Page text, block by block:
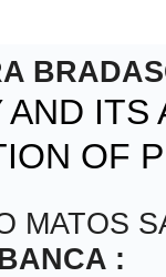
OF
MATOS
: